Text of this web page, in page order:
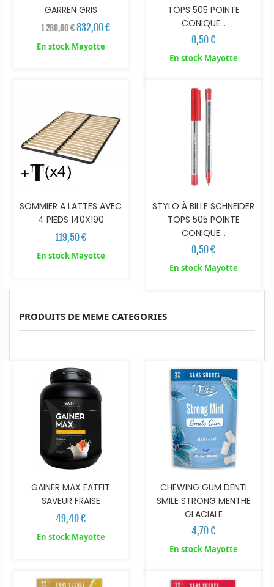
GARREN GRIS
1 280,00 € 832,00 €
En stock Mayotte
TOPS 505 POINTE
CONIQUE...
0,50 €
En stock Mayotte
SOMMIER A LATTES AVEC
4 PIEDS 140X190
119,50 €
En stock Mayotte
STYLO À BILLE SCHNEIDER
TOPS 505 POINTE
CONIQUE...
0,50 €
En stock Mayotte
PRODUITS DE MEME CATEGORIES
GAINER MAX EATFIT
SAVEUR FRAISE
49,40 €
En stock Mayotte
CHEWING GUM DENTI
SMILE STRONG MENTHE
GLACIALE
4,70 €
En stock Mayotte